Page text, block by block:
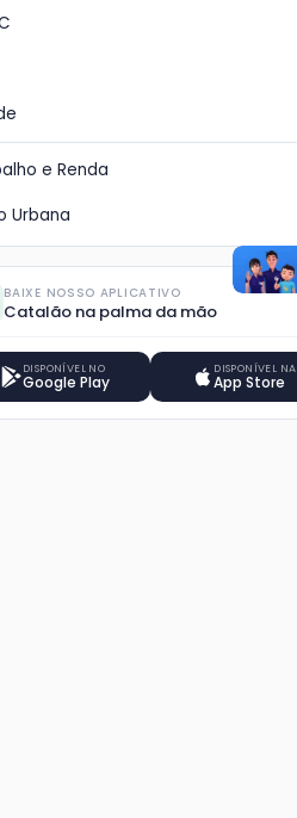
e Renda
Urbana
BAIXE NOSSO APLICATIVO
Catalão na palma da mão
DISPONÍVEL NO
Google Play
DISPONÍVEL NA
App Store